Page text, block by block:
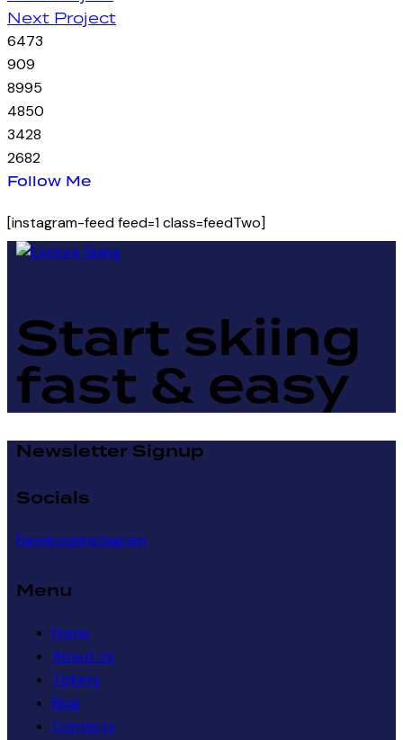
navigation
Next Project
6473
909
8995
4850
3428
2682
Follow Me
[instagram-feed feed=1 class=feedTwo]
Start skiing
fast & easy
Newsletter Signup
Socials
FacebookInstagram
Menu
Home
About Us
Tickets
Blog
Contacts